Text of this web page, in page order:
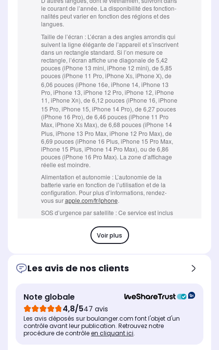
Voir plus
Les avis de nos clients
Note globale
4,8/547 avis
Les avis déposés sur boulanger.com font l'objet d'un
contrôle avant leur publication. Retrouvez notre
procédure de contrôleen cliquant ici.